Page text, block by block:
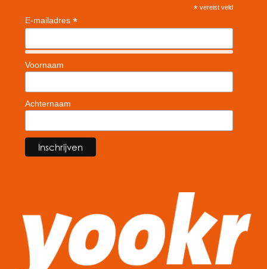
* vereist veld
E-mailadres*
Voornaam
Achternaam